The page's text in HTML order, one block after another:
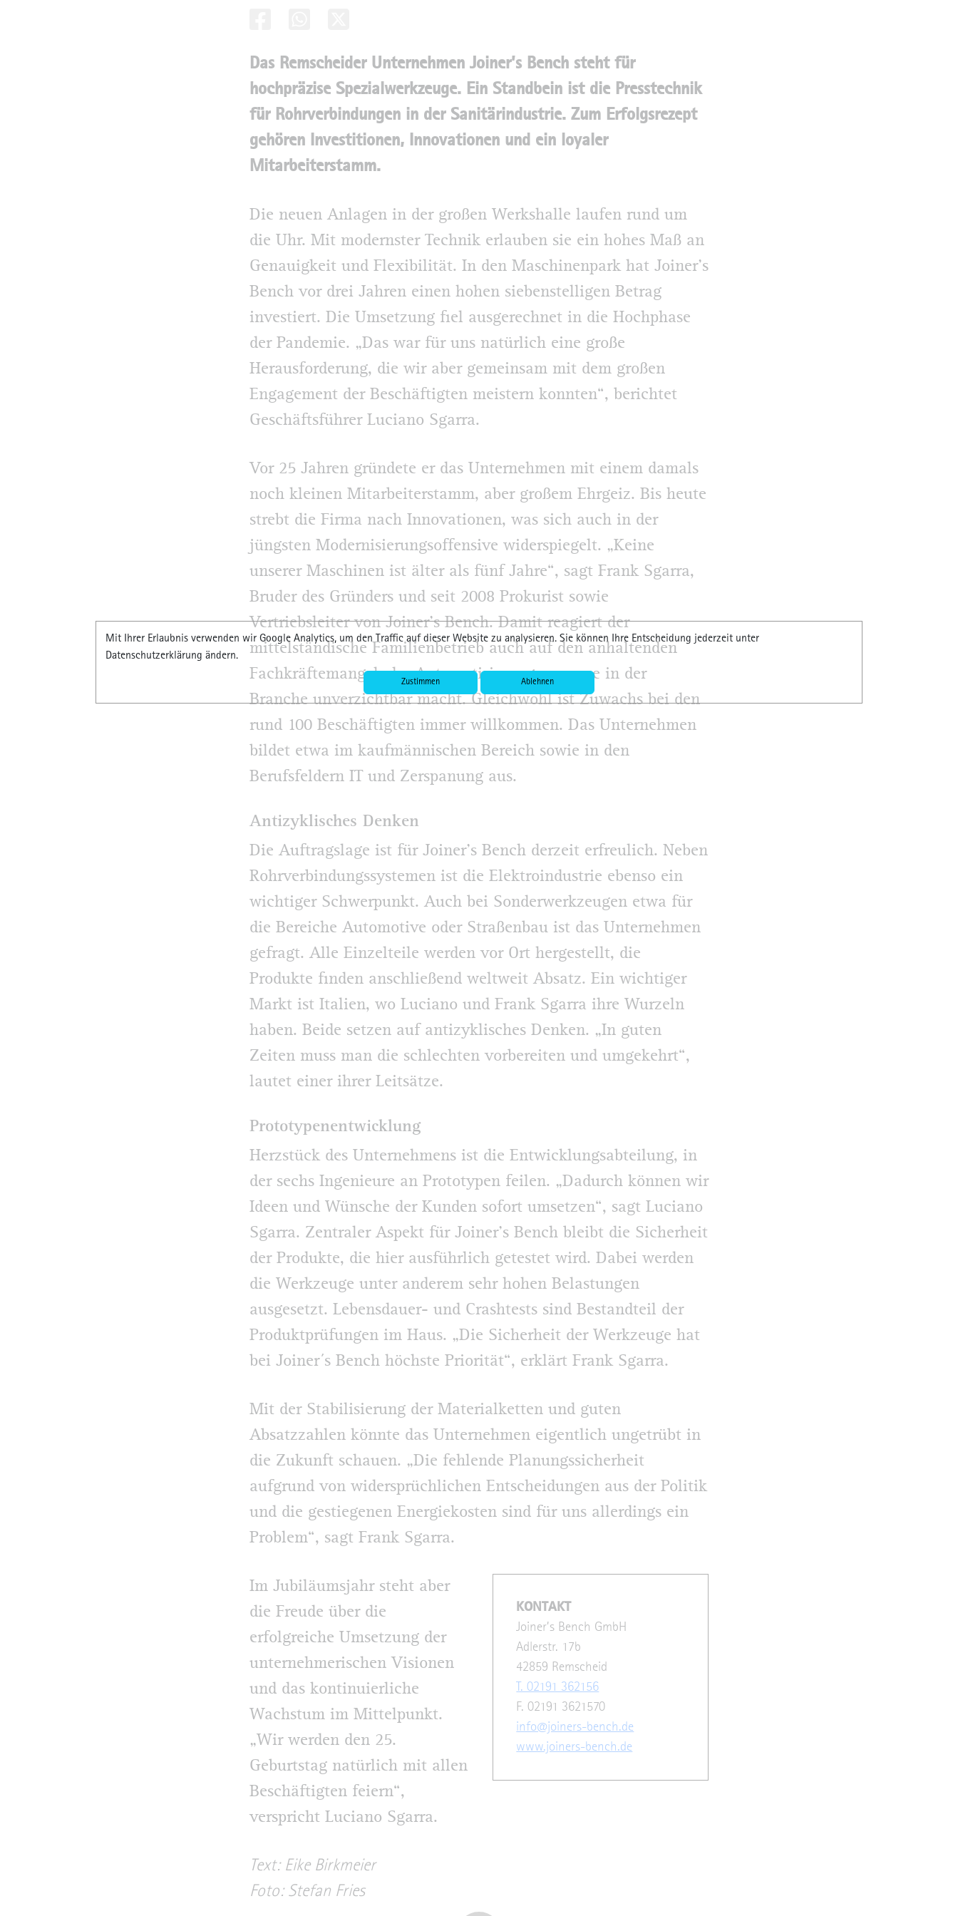
Das Remscheider Unternehmen Joiner’s Bench steht für
hochpräzise Spezialwerkzeuge. Ein Standbein ist die Presstechnik
für Rohrverbindungen in der Sanitärindustrie. Zum Erfolgsrezept
gehören Investitionen, Innovationen und ein loyaler
Mitarbeiterstamm.
Die neuen Anlagen in der großen Werkshalle laufen rund um
die Uhr. Mit modernster Technik erlauben sie ein hohes Maß an
Genauigkeit und Flexibilität. In den Maschinenpark hat Joiner’s
Bench vor drei Jahren einen hohen siebenstelligen Betrag
investiert. Die Umsetzung fiel ausgerechnet in die Hochphase
der Pandemie. „Das war für uns natürlich eine große
Herausforderung, die wir aber gemeinsam mit dem großen
Engagement der Beschäftigten meistern konnten“, berichtet
Geschäftsführer Luciano Sgarra.
Vor 25 Jahren gründete er das Unternehmen mit einem damals
noch kleinen Mitarbeiterstamm, aber großem Ehrgeiz. Bis heute
strebt die Firma nach Innovationen, was sich auch in der
jüngsten Modernisierungsoffensive widerspiegelt. „Keine
unserer Maschinen ist älter als fünf Jahre“, sagt Frank Sgarra,
Bruder des Gründers und seit 2008 Prokurist sowie
Vertriebsleiter von Joiner’s Bench. Damit reagiert der
mittelständische Familienbetrieb auch auf den anhaltenden
Fachkräftemangel, der Automatisierungsprozesse in der
Branche unverzichtbar macht. Gleichwohl ist Zuwachs bei den
rund 100 Beschäftigten immer willkommen. Das Unternehmen
bildet etwa im kaufmännischen Bereich sowie in den
Berufsfeldern IT und Zerspanung aus.
Antizyklisches Denken
Die Auftragslage ist für Joiner’s Bench derzeit erfreulich. Neben
Rohrverbindungssystemen ist die Elektroindustrie ebenso ein
wichtiger Schwerpunkt. Auch bei Sonderwerkzeugen etwa für
die Bereiche Automotive oder Straßenbau ist das Unternehmen
gefragt. Alle Einzelteile werden vor Ort hergestellt, die
Produkte finden anschließend weltweit Absatz. Ein wichtiger
Markt ist Italien, wo Luciano und Frank Sgarra ihre Wurzeln
haben. Beide setzen auf antizyklisches Denken. „In guten
Zeiten muss man die schlechten vorbereiten und umgekehrt“,
lautet einer ihrer Leitsätze.
Prototypenentwicklung
Herzstück des Unternehmens ist die Entwicklungsabteilung, in
der sechs Ingenieure an Prototypen feilen. „Dadurch können wir
Ideen und Wünsche der Kunden sofort umsetzen“, sagt Luciano
Sgarra. Zentraler Aspekt für Joiner’s Bench bleibt die Sicherheit
der Produkte, die hier ausführlich getestet wird. Dabei werden
die Werkzeuge unter anderem sehr hohen Belastungen
ausgesetzt. Lebensdauer- und Crashtests sind Bestandteil der
Produktprüfungen im Haus. „Die Sicherheit der Werkzeuge hat
bei Joiner´s Bench höchste Priorität“, erklärt Frank Sgarra.
Mit der Stabilisierung der Materialketten und guten
Absatzzahlen könnte das Unternehmen eigentlich ungetrübt in
die Zukunft schauen. „Die fehlende Planungssicherheit
aufgrund von widersprüchlichen Entscheidungen aus der Politik
und die gestiegenen Energiekosten sind für uns allerdings ein
Problem“, sagt Frank Sgarra.
KONTAKT
Joiner’s Bench GmbH
Adlerstr. 17b
42859 Remscheid
T. 02191 362156
F. 02191 3621570
info@joiners-bench.de
www.joiners-bench.de
Im Jubiläumsjahr steht aber
die Freude über die
erfolgreiche Umsetzung der
unternehmerischen Visionen
und das kontinuierliche
Wachstum im Mittelpunkt.
„Wir werden den 25.
Geburtstag natürlich mit allen
Beschäftigten feiern“,
verspricht Luciano Sgarra.
Text: Eike Birkmeier
Foto: Stefan Fries
Mit Ihrer Erlaubnis verwenden wir Google Analytics, um den Traffic auf dieser Website zu analysieren. Sie können Ihre Entscheidung jederzeit unter
Datenschutzerklärung ändern.
Zustimmen Ablehnen